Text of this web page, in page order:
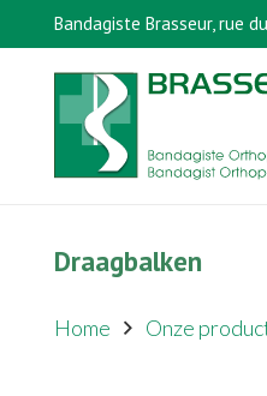
Bandagiste Brasseur, rue
Draagbalken
Home Onze